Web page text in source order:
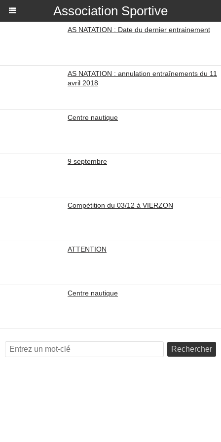
Association Sportive
AS NATATION : Date du dernier entrainement
AS NATATION : annulation entraînements du 11
avril 2018
Centre nautique
9 septembre
Compétition du 03/12 à VIERZON
ATTENTION
Centre nautique
Rechercher